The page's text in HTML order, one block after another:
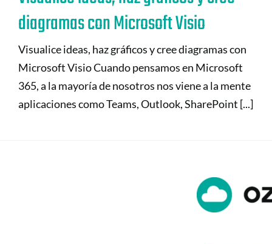
diagramas con Microsoft Visio
Visualice ideas, haz gráficos y cree diagramas con
Microsoft Visio Cuando pensamos en Microsoft
365, a la mayoría de nosotros nos viene a la mente
aplicaciones como Teams, Outlook, SharePoint [...]